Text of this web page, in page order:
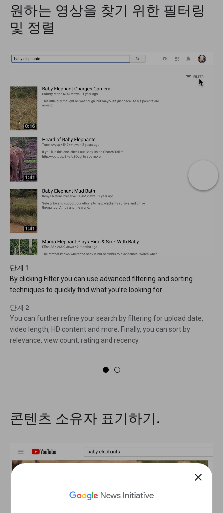
close
원하는 영상을 찾기 위한 필터링
및 정렬
단계 1
By clicking Filter you can use advanced filtering and sorting
techniques to quickly find what you’re looking for.
단계 2
You can further refine your search by filtering for upload date,
video length, HD content and more. Finally, you can sort by
relevance, view count, rating and recency.
콘텐츠 소유자 표기하기.